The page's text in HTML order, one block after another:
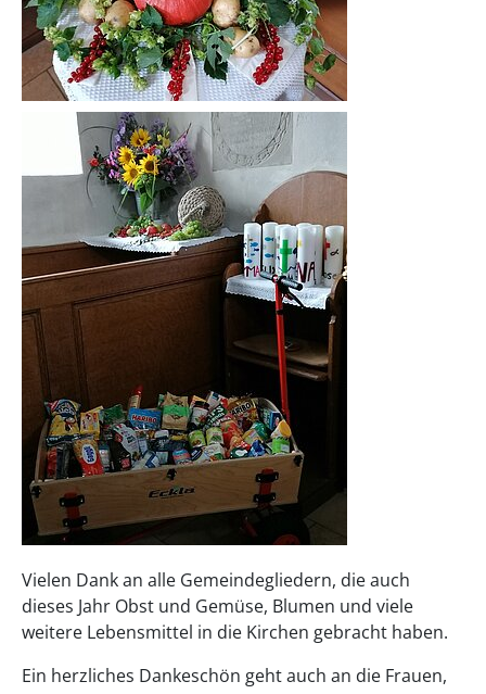
Vielen Dank an alle Gemeindegliedern, die auch
dieses Jahr Obst und Gemüse, Blumen und viele
weitere Lebensmittel in die Kirchen gebracht haben.
Ein herzliches Dankeschön geht auch an die Frauen,